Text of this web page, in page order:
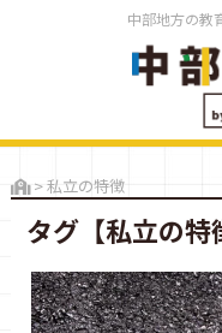
中部地方の教
>私立の特徴
タグ【私立の特